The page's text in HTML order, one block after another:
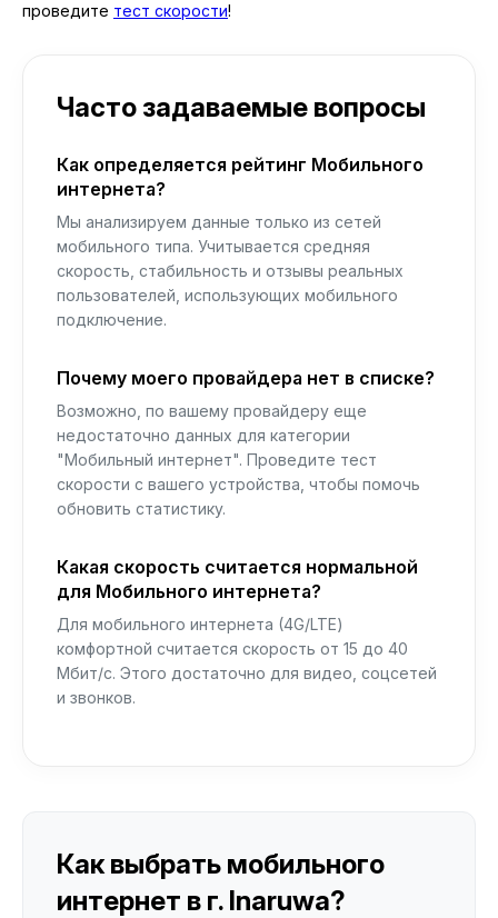
проведите тест скорости!
Часто задаваемые вопросы
Как определяется рейтинг Мобильного
интернета?
Мы анализируем данные только из сетей
мобильного типа. Учитывается средняя
скорость, стабильность и отзывы реальных
пользователей, использующих мобильного
подключение.
Почему моего провайдера нет в списке?
Возможно, по вашему провайдеру еще
недостаточно данных для категории
"Мобильный интернет". Проведите тест
скорости с вашего устройства, чтобы помочь
обновить статистику.
Какая скорость считается нормальной
для Мобильного интернета?
Для мобильного интернета (4G/LTE)
комфортной считается скорость от 15 до 40
Мбит/с. Этого достаточно для видео, соцсетей
и звонков.
Как выбрать мобильного
интернет в г. Inaruwa?